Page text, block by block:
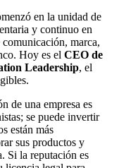
en la unidad de
y continuo en
marca,
Hoy es el CEO de
Leadership, el
de una empresa es
se puede invertir
están más
sus productos y
Si la reputación es